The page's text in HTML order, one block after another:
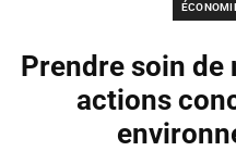
Prendre soin de
actions